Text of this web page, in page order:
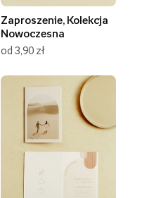
Zaproszenie, Kolekcja
Nowoczesna
od 3,90 zł